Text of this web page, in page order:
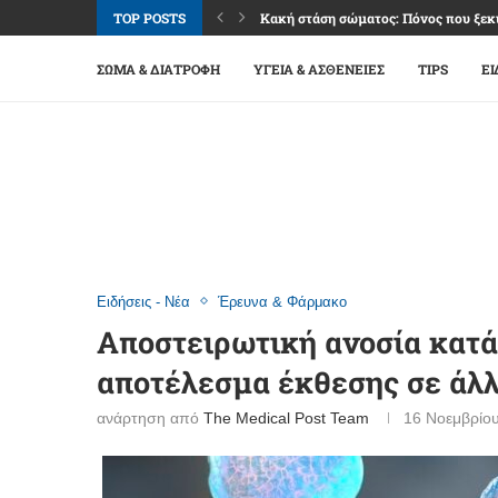
TOP POSTS
Κακή στάση σώματος: Πόνος που
ΣΏΜΑ & ΔΙΑΤΡΟΦΉ
ΥΓΕΊΑ & ΑΣΘΈΝΕΙΕΣ TIPS
Ειδήσεις - Νέα Έρευνα & Φάρμακο
Αποστειρωτική ανοσία
αποτέλεσμα έκθεσης σε
ανάρτηση από The Medical Post Team 16